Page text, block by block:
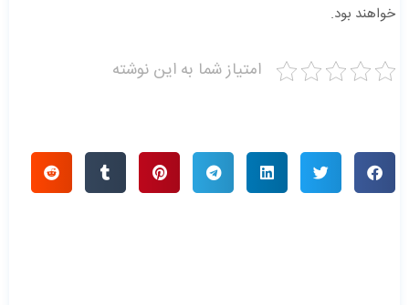
خواهند بود.
امتیاز شما به این نوشته